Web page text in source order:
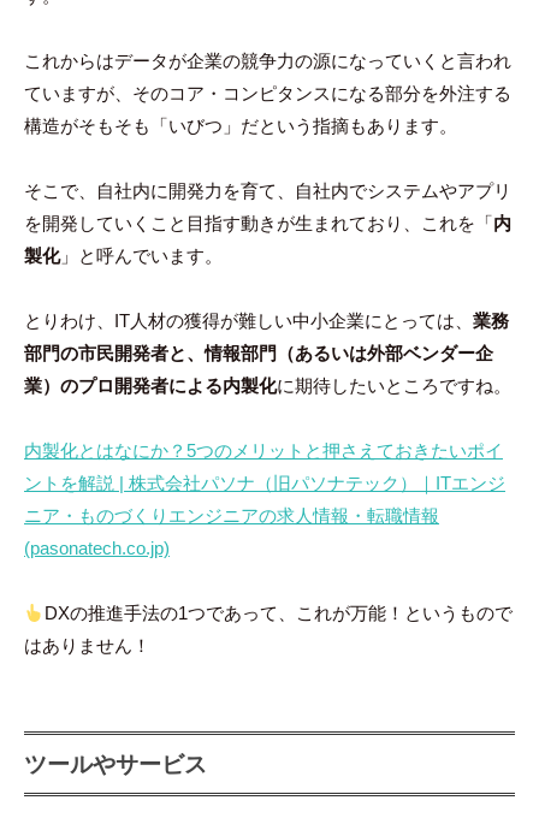
これからはデータが企業の競争力の源になっていくと言われ
ていますが、そのコア・コンピタンスになる部分を外注する
構造がそもそも「いびつ」だという指摘もあります。
そこで、自社内に開発力を育て、自社内でシステムやアプリ
を開発していくこと目指す動きが生まれており、これを「内
製化」と呼んでいます。
とりわけ、IT人材の獲得が難しい中小企業にとっては、 業務
部門の市民開発者と、情報部門（あるいは外部ベンダー企
業）のプロ開発者による内製化に期待したいところですね。
内製化とはなにか？5つのメリットと押さえておきたいポイ
ントを解説 | 株式会社パソナ（旧パソナテック）｜ITエンジ
ニア・ものづくりエンジニアの求人情報・転職情報
(pasonatech.co.jp)
DXの推進手法の1つであって、これが万能！というもので
はありません！
ツールやサービス